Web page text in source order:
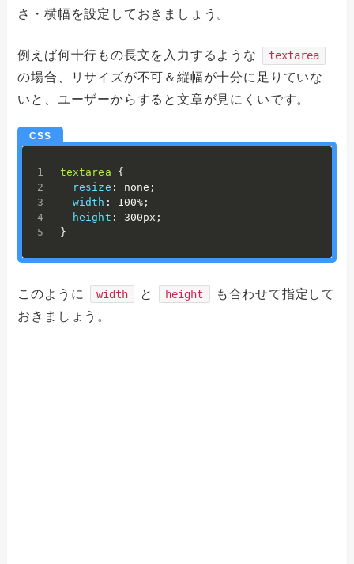
さ・横幅を設定しておきましょう。
例えば何十行もの長文を入力するような textarea
の場合、リサイズが不可＆縦幅が十分に足りていな
いと、ユーザーからすると文章が見にくいです。
textarea
{
resize : none ;
width : 100% ;
height : 300px ;
}
このように width と height
も合わせて指定して
おきましょう。